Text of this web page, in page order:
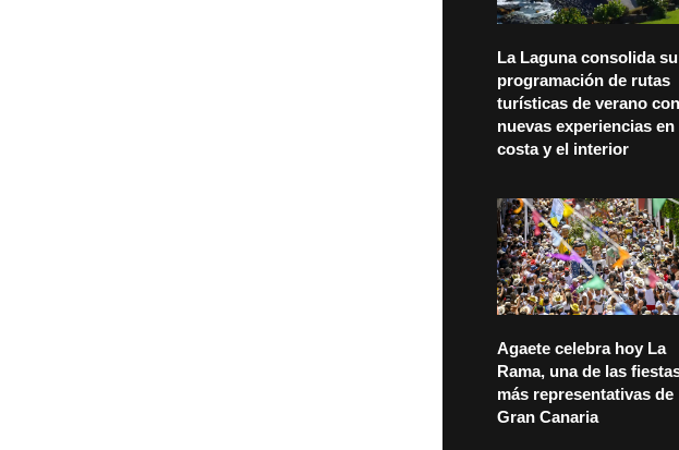
La Laguna consolida su
programación de rutas
turísticas de verano con
nuevas experiencias en
costa y el interior
Agaete celebra hoy La
Rama, una de las
más representativas de
Gran Canaria